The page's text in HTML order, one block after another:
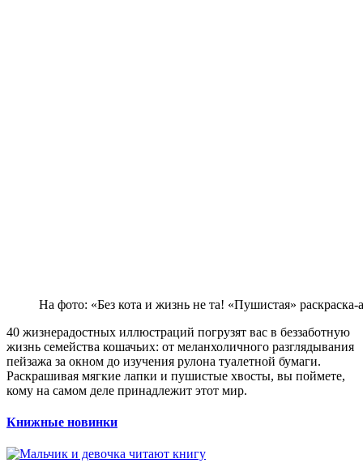
На фото: «Без кота и жизнь не та! «Пушистая» раскраска-
40 жизнерадостных иллюстраций погрузят вас в беззаботную
жизнь семейства кошачьих: от меланхоличного разглядывания
пейзажа за окном до изучения рулона туалетной бумаги.
Раскрашивая мягкие лапки и пушистые хвосты, вы поймете,
кому на самом деле принадлежит этот мир.
Книжные новинки